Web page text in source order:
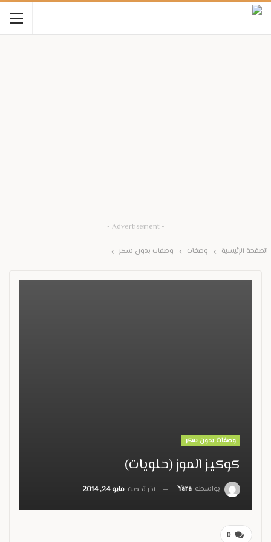
- Advertisement -
الصفحة الرئيسية وصفات وصفات بدون سكر
وصفات بدون سكر
كوكيز الموز (حلويات)
بواسطة Yara آخر تحديث مايو 24, 2014
0